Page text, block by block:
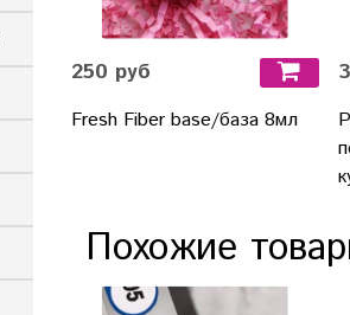
250 руб
Fresh Fiber base/база 8мл
Похожие